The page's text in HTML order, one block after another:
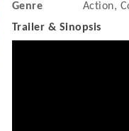
Genre
Action,
Trailer & Sinopsis